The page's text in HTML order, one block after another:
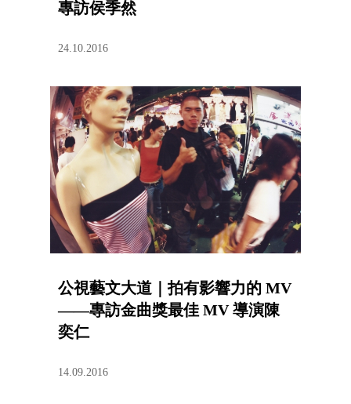
專訪侯季然
24.10.2016
公視藝文大道｜拍有影響力的 MV
——專訪金曲獎最佳 MV 導演陳
奕仁
14.09.2016